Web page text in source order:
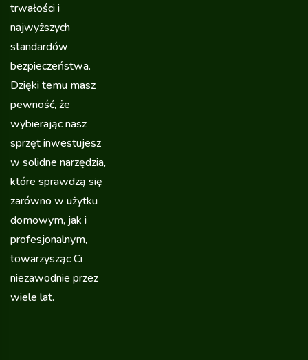
trwałości i
najwyższych
standardów
bezpieczeństwa.
Dzięki temu masz
pewność, że
wybierając nasz
sprzęt inwestujesz
w solidne narzędzia,
które sprawdzą się
zarówno w użytku
domowym, jak i
profesjonalnym,
towarzysząc Ci
niezawodnie przez
wiele lat.